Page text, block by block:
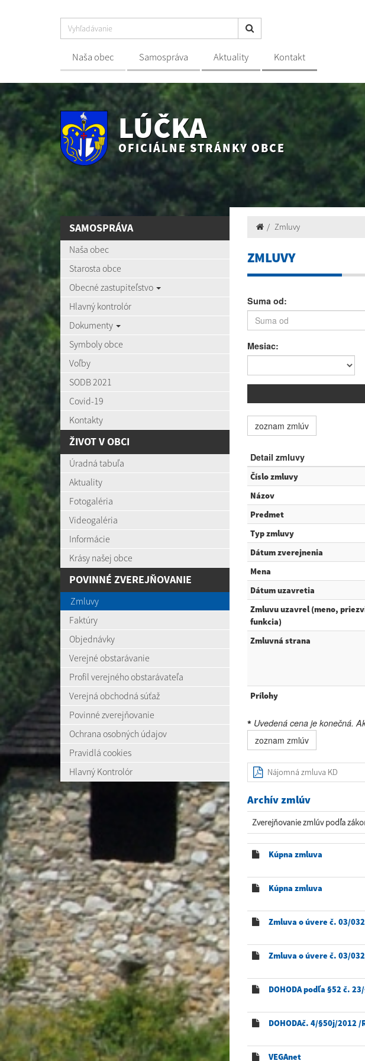
Naša obec Samospráva Aktuality Kontakt
LÚČKA
OFICIÁLNE STRÁNKY OBCE
SAMOSPRÁVA
Naša obec
Starosta obce
Obecné zastupiteľstvo
Hlavný kontrolór
Dokumenty
Symboly obce
Voľby
SODB 2021
Covid-19
Kontakty
ŽIVOT V OBCI
Úradná tabuľa
Aktuality
Fotogaléria
Videogaléria
Informácie
Krásy našej obce
POVINNÉ ZVEREJŇOVANIE
Zmluvy
Faktúry
Objednávky
Verejné obstarávanie
Profil verejného obstarávateľa
Verejná obchodná súťaž
Povinné zverejňovanie
Ochrana osobných údajov
Pravidlá cookies
Hlavný Kontrolór
Zmluvy
ZMLUVY
Suma od:
Mesiac:
zoznam zmlúv
Detail zmluvy
Číslo zmluvy
Názov
Predmet
Typ zmluvy
Dátum zverejnenia
Mena
Dátum uzavretia
Zmluvu uzavrel (meno,
funkcia)
Zmluvná strana
Prílohy
*Uvedená cena je konečná.
zoznam zmlúv
Nájomná zmluva KD
Archív zmlúv
Zverejňovanie zmlúv podľa
Kúpna zmluva
Kúpna zmluva
Zmluva o úvere č. 03/
Zmluva o úvere č. 03/
DOHODA podľa §52 č.
DOHODAč. 4/§50j/2012 /
VEGAnet